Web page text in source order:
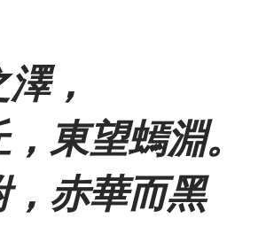
，
東望䗡淵。
赤華而黑